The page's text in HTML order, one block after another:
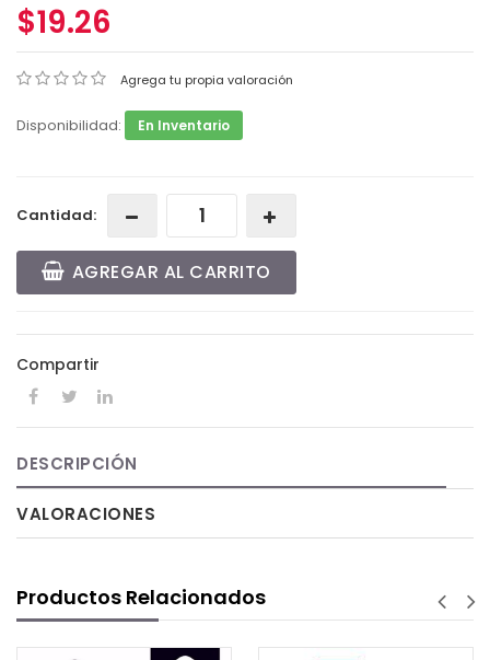
$19.26
Agrega tu propia valoración
Disponibilidad: En Inventario
Cantidad:
AGREGAR AL CARRITO
Compartir
DESCRIPCIÓN
VALORACIONES
Productos Relacionados